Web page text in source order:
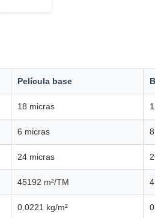
Película base
18 micras
6 micras
24 micras
45192 m²/TM
0.0221 kg/m²